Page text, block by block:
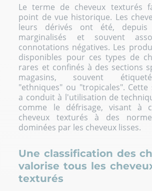
Le terme de cheveux texturés
point de vue historique. Les
leurs dérivés ont été, depuis
marginalisés et souvent
connotations négatives. Les
disponibles pour ces types de
rares et confinés à des sections
magasins, souvent
"ethniques" ou "tropicales". Cette
a conduit à l'utilisation de
comme le défrisage, visant à
cheveux texturés à des
dominées par les cheveux lisses.
Une classification des
valorise tous les
texturés